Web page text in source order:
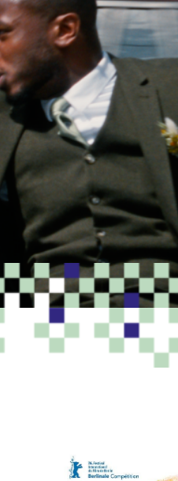
PRATIQUE
PROGRAMME